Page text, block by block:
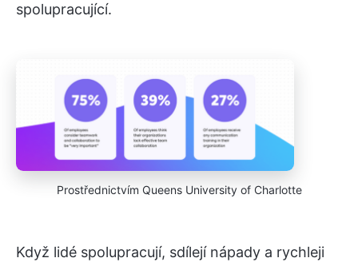
spolupracující.
Prostřednictvím Queens University of Charlotte
Když lidé spolupracují, sdílejí nápady a rychleji